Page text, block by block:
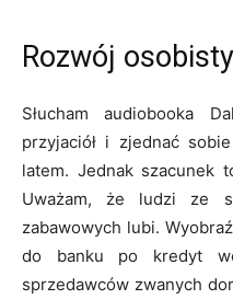
Rozwój
Słucham audiobooka
przyjaciół i zjednać
latem. Jednak szacunek
Uważam, że ludzi ze
zabawowych lubi.
do banku po kredyt
sprzedawców zwanych